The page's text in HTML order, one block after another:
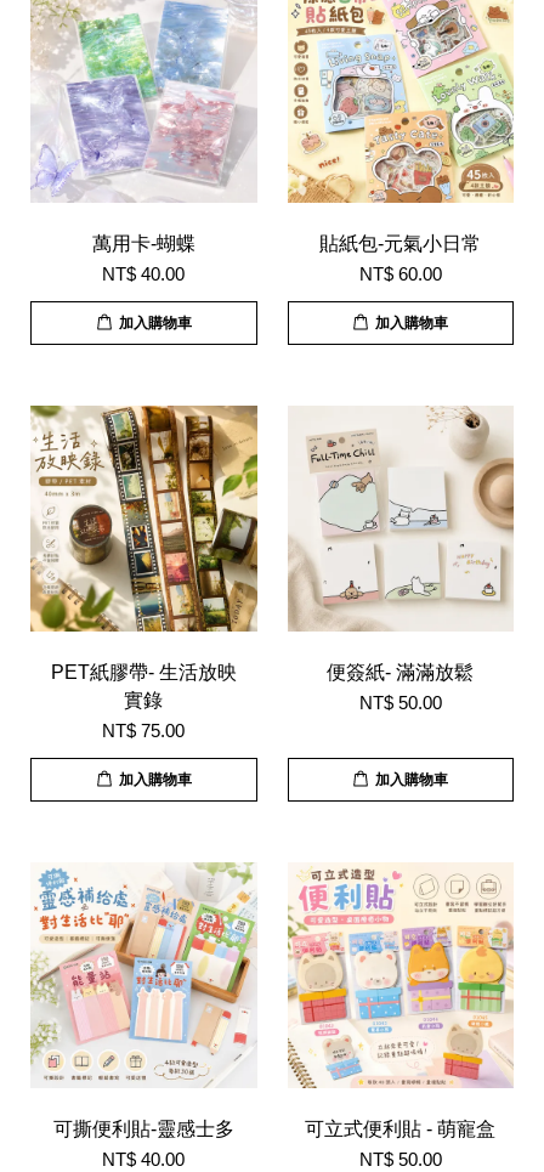
萬用卡-蝴蝶
NT$ 40.00
加入購物車
貼紙包-元氣小日常
NT$ 60.00
加入購物車
PET紙膠帶- 生活放映
實錄
NT$ 75.00
加入購物車
便簽紙- 滿滿放鬆
NT$ 50.00
加入購物車
可撕便利貼-靈感士多
NT$ 40.00
可立式便利貼 - 萌寵盒
NT$ 50.00